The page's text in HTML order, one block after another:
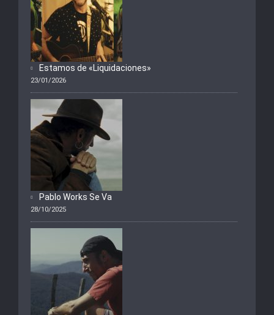
Estamos de «Liquidaciones»
23/01/2026
Pablo Works Se Va
28/10/2025